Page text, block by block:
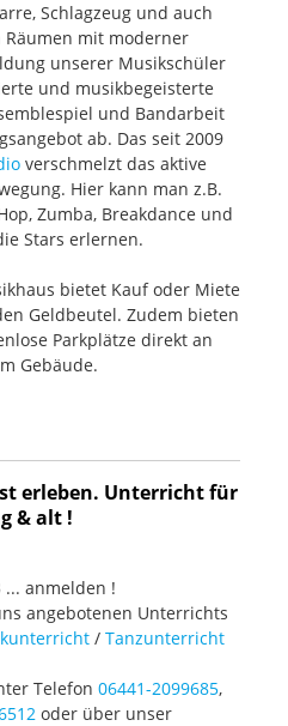
Schlagzeug und auch
Räumen mit moderner
unserer Musikschüler
und musikbegeisterte
und Bandarbeit
ab. Das seit 2009
verschmelzt das aktive
Hier kann man z.B.
Zumba, Breakdance und
Stars erlernen.
bietet Kauf oder Miete
Geldbeutel. Zudem bieten
Parkplätze direkt an
Gebäude.
erleben. Unterricht für
& alt !
... anmelden !
angebotenen Unterrichts
/ Tanzunterricht
Telefon 06441-2099685,
oder über unser